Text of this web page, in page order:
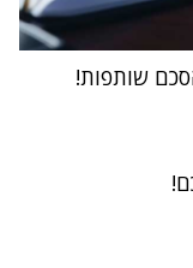
שותפות!